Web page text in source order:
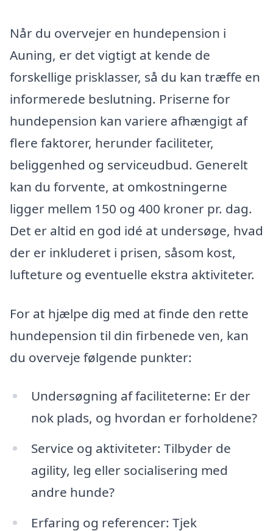
Når du overvejer en hundepension i
Auning, er det vigtigt at kende de
forskellige prisklasser, så du kan træffe en
informerede beslutning. Priserne for
hundepension kan variere afhængigt af
flere faktorer, herunder faciliteter,
beliggenhed og serviceudbud. Generelt
kan du forvente, at omkostningerne
ligger mellem 150 og 400 kroner pr. dag.
Det er altid en god idé at undersøge, hvad
der er inkluderet i prisen, såsom kost,
lufteture og eventuelle ekstra aktiviteter.
For at hjælpe dig med at finde den rette
hundepension til din firbenede ven, kan
du overveje følgende punkter:
Undersøgning af faciliteterne: Er der
nok plads, og hvordan er forholdene?
Service og aktiviteter: Tilbyder de
agility, leg eller socialisering med
andre hunde?
Erfaring og referencer: Tjek